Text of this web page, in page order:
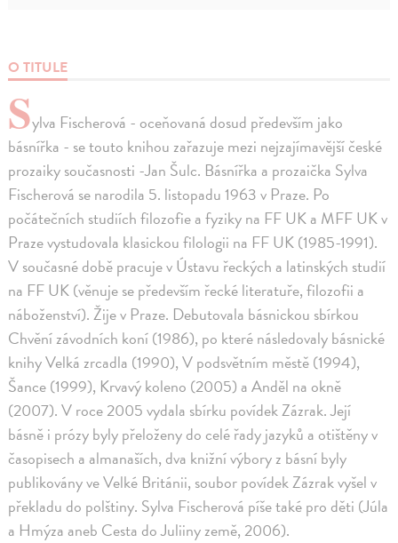
O TITULE
Sylva Fischerová - oceňovaná dosud především jako
básnířka - se touto knihou zařazuje mezi nejzajímavější české
prozaiky současnosti -Jan Šulc. Básnířka a prozaička Sylva
Fischerová se narodila 5. listopadu 1963 v Praze. Po
počátečních studiích filozofie a fyziky na FF UK a MFF UK v
Praze vystudovala klasickou filologii na FF UK (1985-1991).
V současné době pracuje v Ústavu řeckých a latinských studií
na FF UK (věnuje se především řecké literatuře, filozofii a
náboženství). Žije v Praze. Debutovala básnickou sbírkou
Chvění závodních koní (1986), po které následovaly básnické
knihy Velká zrcadla (1990), V podsvětním městě (1994),
Šance (1999), Krvavý koleno (2005) a Anděl na okně
(2007). V roce 2005 vydala sbírku povídek Zázrak. Její
básně i prózy byly přeloženy do celé řady jazyků a otištěny v
časopisech a almanaších, dva knižní výbory z básní byly
publikovány ve Velké Británii, soubor povídek Zázrak vyšel v
překladu do polštiny. Sylva Fischerová píše také pro děti (Júla
a Hmýza aneb Cesta do Juliiny země, 2006).